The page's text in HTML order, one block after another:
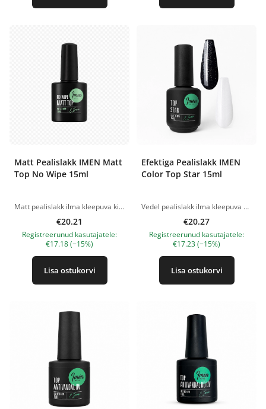
Matt Pealislakk IMEN Matt
Top No Wipe 15ml
Matt pealislakk ilma kleepuva kihita. Ei lähe kollaseks kuni 3 nädalat kandes. Rakendus: Kandke värvilise geellaki peale. Täieliku polümerisatsiooni aeg on 2 minutit. LED/UV 48 W lambis. Tootepildid on illustratiivsed. Küsimuste korral ootame alati Sinu meili nanatallinn@gmail.com
€20.21
Registreerunud kasutajatele:
€17.18 (−15%)
Lisa ostukorvi
Efektiga Pealislakk IMEN
Color Top Star 15ml
Vedel pealislakk ilma kleepuva kihita, multišimmeriga. Poolläbipaistev kate. Polümerisatsioon - mitte vähem kui 30 sek. 48W lambis. Ei lähe kollaseks kuni 3 nädalat kandes. Rakendus: Kandke värvilise geellaki peale. Täieliku polümerisatsiooni aeg on 2 minutit LED/UV 48 W lambis. Tootepildid on illustratiivsed. Küsimuste korral ootame alati Sinu meili nanatallinn@gmail.com
€20.27
Registreerunud kasutajatele:
€17.23 (−15%)
Lisa ostukorvi